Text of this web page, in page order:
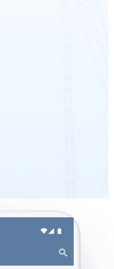
dan